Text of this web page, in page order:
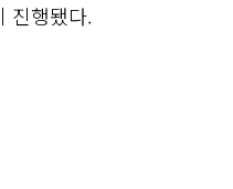
진행됐다.